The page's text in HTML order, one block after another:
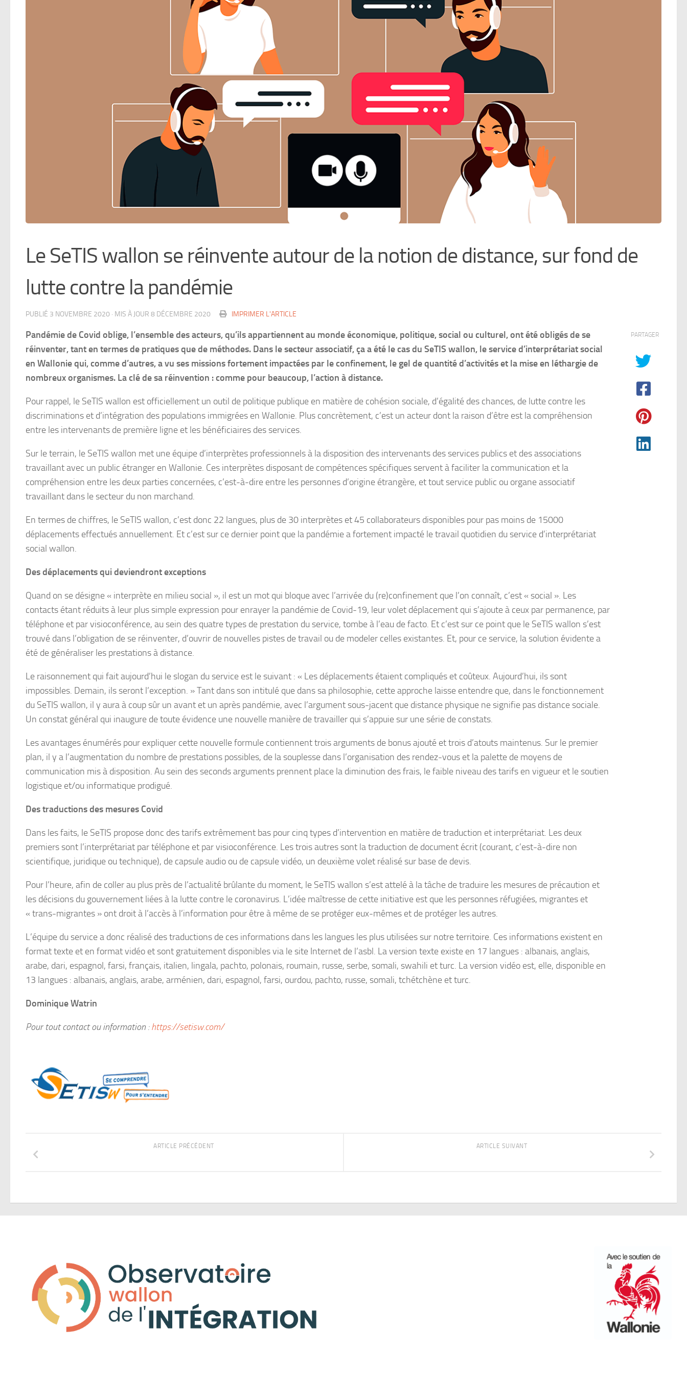
Le SeTIS wallon se réinvente autour de la notion de distance, sur fond de
lutte contre la pandémie
PUBLIÉ 3 NOVEMBRE 2020 · MIS À JOUR 8 DÉCEMBRE 2020 IMPRIMER L'ARTICLE
Pandémie de Covid oblige, l’ensemble des acteurs, qu’ils appartiennent au monde économique, politique, social ou culturel, ont été obligés de se
réinventer, tant en termes de pratiques que de méthodes. Dans le secteur associatif, ça a été le cas du SeTIS wallon, le service d’interprétariat social
en Wallonie qui, comme d’autres, a vu ses missions fortement impactées par le confinement, le gel de quantité d’activités et la mise en léthargie de
nombreux organismes. La clé de sa réinvention : comme pour beaucoup, l’action à distance.
Pour rappel, le SeTIS wallon est officiellement un outil de politique publique en matière de cohésion sociale, d’égalité des chances, de lutte contre les
discriminations et d’intégration des populations immigrées en Wallonie. Plus concrètement, c’est un acteur dont la raison d’être est la compréhension
entre les intervenants de première ligne et les bénéficiaires des services.
Sur le terrain, le SeTIS wallon met une équipe d’interprètes professionnels à la disposition des intervenants des services publics et des associations
travaillant avec un public étranger en Wallonie. Ces interprètes disposant de compétences spécifiques servent à faciliter la communication et la
compréhension entre les deux parties concernées, c’est-à-dire entre les personnes d’origine étrangère, et tout service public ou organe associatif
travaillant dans le secteur du non marchand.
En termes de chiffres, le SeTIS wallon, c’est donc 22 langues, plus de 30 interprètes et 45 collaborateurs disponibles pour pas moins de 15000
déplacements effectués annuellement. Et c’est sur ce dernier point que la pandémie a fortement impacté le travail quotidien du service d’interprétariat
social wallon.
Des déplacements qui deviendront exceptions
Quand on se désigne « interprète en milieu social », il est un mot qui bloque avec l’arrivée du (re)confinement que l’on connaît, c’est « social ». Les
contacts étant réduits à leur plus simple expression pour enrayer la pandémie de Covid-19, leur volet déplacement qui s’ajoute à ceux par permanence, par
téléphone et par visioconférence, au sein des quatre types de prestation du service, tombe à l’eau de facto. Et c’est sur ce point que le SeTIS wallon s’est
trouvé dans l’obligation de se réinventer, d’ouvrir de nouvelles pistes de travail ou de modeler celles existantes. Et, pour ce service, la solution évidente a
été de généraliser les prestations à distance.
Le raisonnement qui fait aujourd’hui le slogan du service est le suivant : « Les déplacements étaient compliqués et coûteux. Aujourd’hui, ils sont
impossibles. Demain, ils seront l’exception. » Tant dans son intitulé que dans sa philosophie, cette approche laisse entendre que, dans le fonctionnement
du SeTIS wallon, il y aura à coup sûr un avant et un après pandémie, avec l’argument sous-jacent que distance physique ne signifie pas distance sociale.
Un constat général qui inaugure de toute évidence une nouvelle manière de travailler qui s’appuie sur une série de constats.
Les avantages énumérés pour expliquer cette nouvelle formule contiennent trois arguments de bonus ajouté et trois d’atouts maintenus. Sur le premier
plan, il y a l’augmentation du nombre de prestations possibles, de la souplesse dans l’organisation des rendez-vous et la palette de moyens de
communication mis à disposition. Au sein des seconds arguments prennent place la diminution des frais, le faible niveau des tarifs en vigueur et le soutien
logistique et/ou informatique prodigué.
Des traductions des mesures Covid
Dans les faits, le SeTIS propose donc des tarifs extrêmement bas pour cinq types d’intervention en matière de traduction et interprétariat. Les deux
premiers sont l’interprétariat par téléphone et par visioconférence. Les trois autres sont la traduction de document écrit (courant, c’est-à-dire non
scientifique, juridique ou technique), de capsule audio ou de capsule vidéo, un deuxième volet réalisé sur base de devis.
Pour l’heure, afin de coller au plus près de l’actualité brûlante du moment, le SeTIS wallon s’est attelé à la tâche de traduire les mesures de précaution et
les décisions du gouvernement liées à la lutte contre le coronavirus. L’idée maîtresse de cette initiative est que les personnes réfugiées, migrantes et
« trans-migrantes » ont droit à l’accès à l’information pour être à même de se protéger eux-mêmes et de protéger les autres.
L’équipe du service a donc réalisé des traductions de ces informations dans les langues les plus utilisées sur notre territoire. Ces informations existent en
format texte et en format vidéo et sont gratuitement disponibles via le site Internet de l’asbl. La version texte existe en 17 langues : albanais, anglais,
arabe, dari, espagnol, farsi, français, italien, lingala, pachto, polonais, roumain, russe, serbe, somali, swahili et turc. La version vidéo est, elle, disponible en
13 langues : albanais, anglais, arabe, arménien, dari, espagnol, farsi, ourdou, pachto, russe, somali, tchétchène et turc.
Dominique Watrin
Pour tout contact ou information :https://setisw.com/
PARTAGER
ARTICLE SUIVANT
ARTICLE PRÉCÉDENT